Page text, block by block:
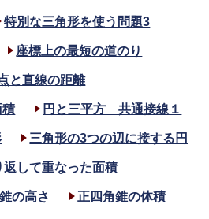
特別な三角形を使う問題3
座標上の最短の道のり
と直線の距離
積 円と三平方 共通接線１
三角形の3つの辺に接する円
返して重なった面積
の高さ 正四角錐の体積